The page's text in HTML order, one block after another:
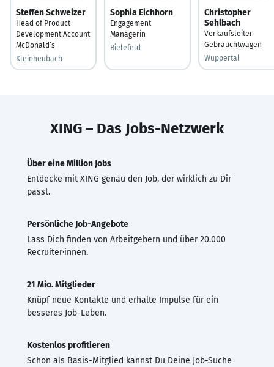
Steffen Schweizer
Head of Product
Development Account
McDonald’s
Kleinheubach
Sophia Eichhorn
Engagement
Managerin
Bielefeld
Christopher
Sehlbach
Verkaufsleiter
Gebrauchtwagen
Wuppertal
XING – Das Jobs-Netzwerk
Über eine Million Jobs
Entdecke mit XING genau den Job, der wirklich zu Dir
passt.
Persönliche Job-Angebote
Lass Dich finden von Arbeitgebern und über 20.000
Recruiter·innen.
21 Mio. Mitglieder
Knüpf neue Kontakte und erhalte Impulse für ein
besseres Job-Leben.
Kostenlos profitieren
Schon als Basis-Mitglied kannst Du Deine Job-Suche